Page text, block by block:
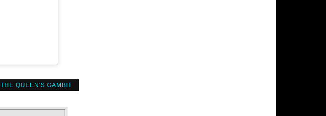
THE QUEEN'S GAMBIT